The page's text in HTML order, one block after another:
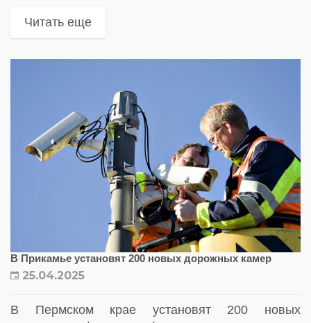
фотовидеофиксации.
Читать еще
В Прикамье установят 200 новых дорожных камер
25.04.2025
В Пермском крае установят 200 новых